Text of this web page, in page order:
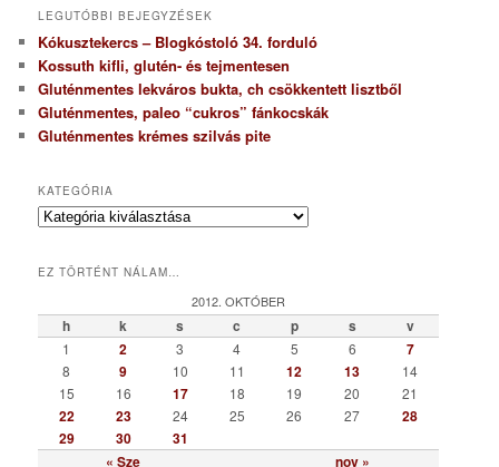
LEGUTÓBBI BEJEGYZÉSEK
Kókusztekercs – Blogkóstoló 34. forduló
Kossuth kifli, glutén- és tejmentesen
Gluténmentes lekváros bukta, ch csökkentett lisztből
Gluténmentes, paleo “cukros” fánkocskák
Gluténmentes krémes szilvás pite
KATEGÓRIA
K
e
ó
r
EZ TÖRTÉNT NÁLAM…
2012. OKTÓBER
h k s c p s v
« Sze nov »
1 2 3 4 5 6 7
8 9 10 11 12 13
14
15
16 17 18 19 20 21
22 23 24 25 26 27
28
29
30 31